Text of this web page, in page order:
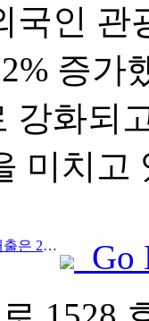
국인 관
증가
강화되
미치고
Prev:글로벌 호텔 얼라이언스의 매출은 2025년 1분기에 15% 성장할 것으로 예상됩니다.
Go